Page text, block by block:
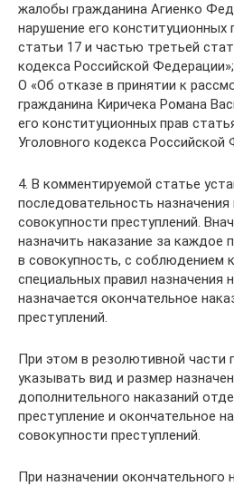
жалобы гражданина Агиенко
нарушение его конституционных
статьи 17 и частью третьей
кодекса Российской
О «Об отказе в принятии к
гражданина Киричека Романа
его конституционных прав
Уголовного кодекса Российской
4. В комментируемой статье
последовательность назначения
совокупности преступлений.
назначить наказание за каждое
в совокупность, с соблюдением
специальных правил назначения
назначается окончательное
преступлений.
При этом в резолютивной части
указывать вид и размер
дополнительного наказаний
преступление и окончательное
совокупности преступлений.
При назначении окончательного